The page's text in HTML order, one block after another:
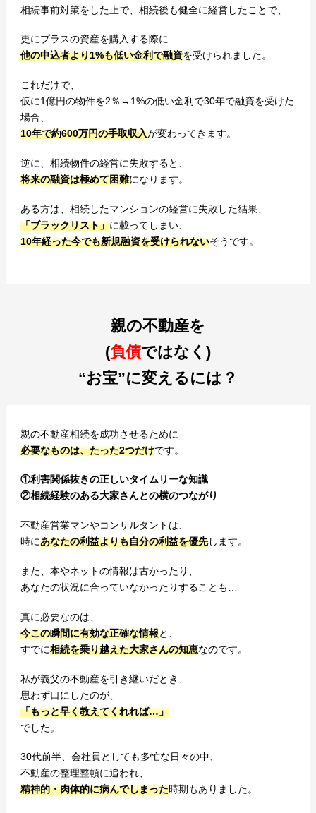
相続事前対策をした上で、相続後も健全に経営したことで、
更にプラスの資産を購入する際に
他の申込者より1%も低い金利で融資を受けられました。
これだけで、
仮に1億円の物件を2％→1%の低い金利で30年で融資を受けた
場合、
10年で約600万円の手取収入が変わってきます。
逆に、相続物件の経営に失敗すると、
将来の融資は極めて困難になります。
ある方は、相続したマンションの経営に失敗した結果、
「ブラックリスト」に載ってしまい、
10年経った今でも新規融資を受けられないそうです。
親の不動産を
(負債ではなく)
“お宝”に変えるには？
親の不動産相続を成功させるために
必要なものは、たった2つだけです。
①利害関係抜きの正しいタイムリーな知識
②相続経験のある大家さんとの横のつながり
不動産営業マンやコンサルタントは、
時にあなたの利益よりも自分の利益を優先します。
また、本やネットの情報は古かったり、
あなたの状況に合っていなかったりすることも…
真に必要なのは、
今この瞬間に有効な正確な情報と、
すでに相続を乗り越えた大家さんの知恵なのです。
私が義父の不動産を引き継いだとき、
思わず口にしたのが、
「もっと早く教えてくれれば…」
でした。
30代前半、会社員としても多忙な日々の中、
不動産の整理整頓に追われ、
精神的・肉体的に病んでしまった時期もありました。